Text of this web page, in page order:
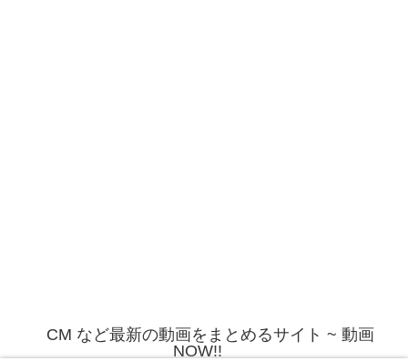
CM など最新の動画をまとめるサイト ~ 動画
NOW!!